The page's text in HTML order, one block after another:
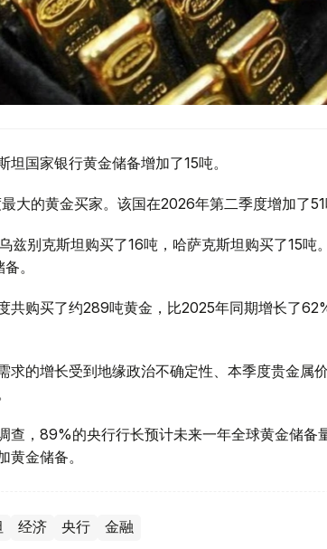
国家银行黄金储备增加了15吨。
大的黄金买家。该国在2026年第二季度增加了51
兹别克斯坦购买了16吨，哈萨克斯坦购买了15吨
。
共购买了约289吨黄金，比2025年同期增长了
求的增长受到地缘政治不确定性、本季度贵金属
查，89%的央行行长预计未来一年全球黄金储备
黄金储备。
经济 央行 金融